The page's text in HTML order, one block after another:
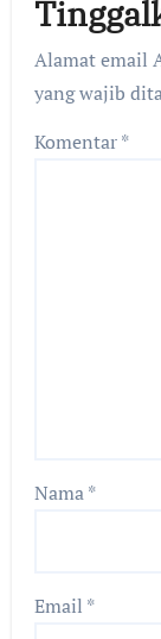
Alamat email
yang wajib
Komentar*
Nama*
Email *